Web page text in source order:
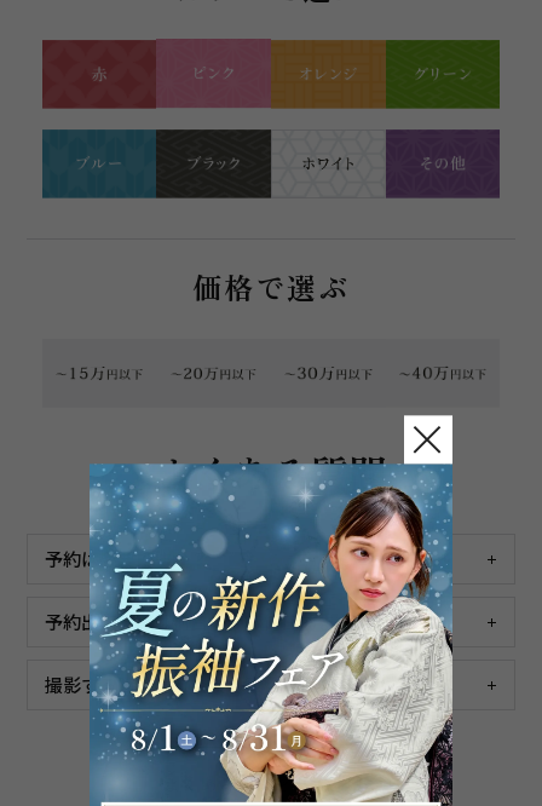
価格で選ぶ
よくある質問
予約は必要ですか？
予約出来るのは何日前から何日前までですか？
撮影する時に着る衣装の予約はできますか？
よくある質問をもっと見る